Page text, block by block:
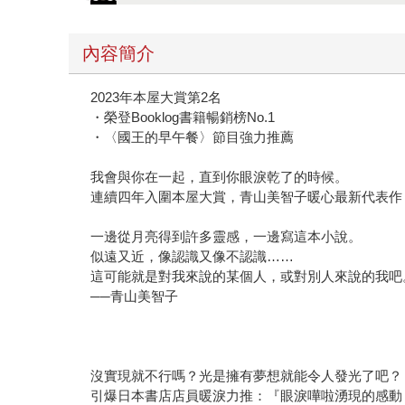
內容簡介
2023年本屋大賞第2名
・榮登Booklog書籍暢銷榜No.1
・〈國王的早午餐〉節目強力推薦
我會與你在一起，直到你眼淚乾了的時候。
連續四年入圍本屋大賞，青山美智子暖心最新代表作
一邊從月亮得到許多靈感，一邊寫這本小說。
似遠又近，像認識又像不認識……
這可能就是對我來說的某個人，或對別人來說的我吧
──青山美智子
沒實現就不行嗎？光是擁有夢想就能令人發光了吧？
引爆日本書店店員暖淚力推：『眼淚嘩啦湧現的感